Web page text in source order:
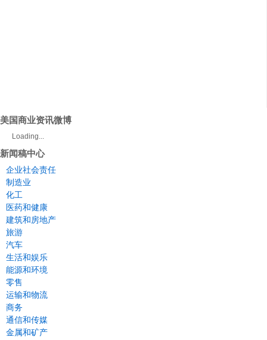
美国商业资讯微博
Loading...
新闻稿中心
企业社会责任
制造业
化工
医药和健康
建筑和房地产
旅游
汽车
生活和娱乐
能源和环境
零售
运输和物流
商务
通信和传媒
金属和矿产